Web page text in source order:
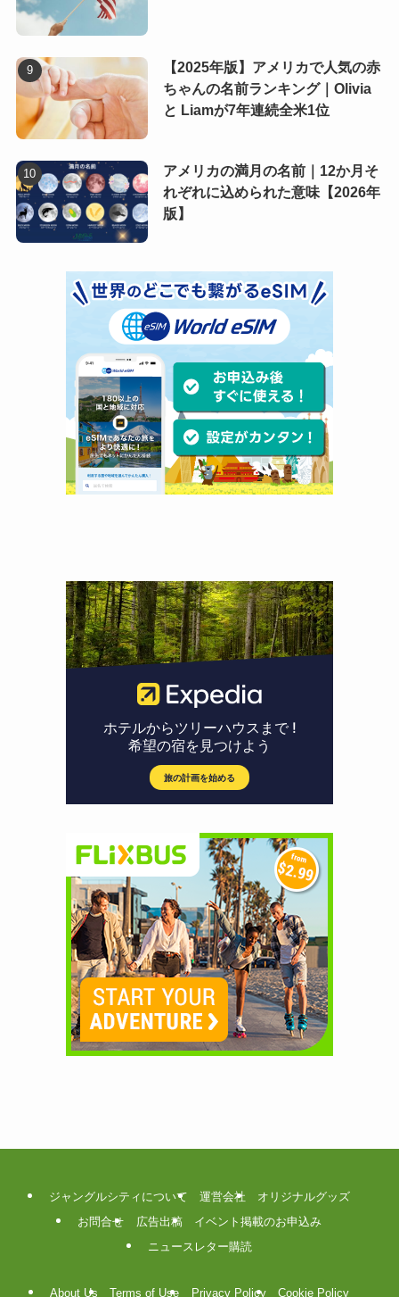
【2025年版】アメリカで人気の赤
ちゃんの名前ランキング｜Olivia
と Liamが7年連続全米1位
アメリカの満月の名前｜12か月そ
れぞれに込められた意味【2026年
版】
ジャングルシティについて 運営会社
オリジナルグッズ
お問合せ
広告出稿
イベント掲載のお申込み
ニュースレター購読
About Us Terms of Use Privacy Policy Cookie Policy